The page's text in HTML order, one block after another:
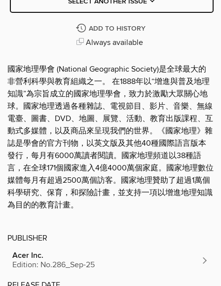
ADD TO HISTORY
Always available
國家地理學會 (National Geographic Society)是全球最大的
非營利科學與教育組織之一。 在1888年以“增進與普及地理
知識”為宗旨成立的國家地理學會，致力於激勵大眾關心地
球。國家地理透過各種雜誌、電視節目、影片、音樂、無線
電臺、圖書、DVD、地圖、展覽、活動、教育出版課程、互
動式多媒體，以及商品來呈現我們的世界。《國家地理》雜
誌是學會的官方刊物，以英文版及其他40種國際語言版本
發行，每月有6000萬讀者閱讀。國家地理頻道以38種語
言，在全球171個國家進入4億4000萬個家庭。國家地理數位
媒體每月有超過2500萬個訪客。國家地理贊助了超過1萬個
科學研究、保育，和探險計畫，並支持一項以增進地理知識
為目的的教育計畫。
PUBLISHER
Acer Inc.
Edition: No.286_Sep-25